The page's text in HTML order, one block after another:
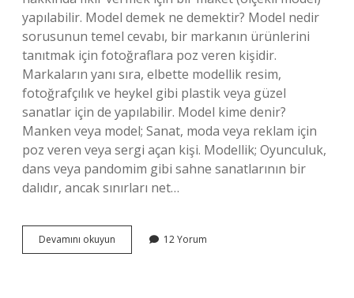
yapılabilir. Model demek ne demektir? Model nedir
sorusunun temel cevabı, bir markanın ürünlerini
tanıtmak için fotoğraflara poz veren kişidir.
Markaların yanı sıra, elbette modellik resim,
fotoğrafçılık ve heykel gibi plastik veya güzel
sanatlar için de yapılabilir. Model kime denir?
Manken veya model; Sanat, moda veya reklam için
poz veren veya sergi açan kişi. Modellik; Oyunculuk,
dans veya pandomim gibi sahne sanatlarının bir
dalıdır, ancak sınırları net…
Devamını okuyun
Ne
12 Yorum